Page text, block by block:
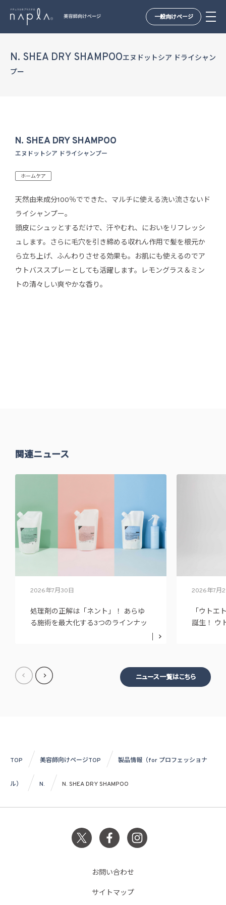
一般向けページ
N. SHEA DRY SHAMPOOエヌドットシア ドライシャン
プー
N. SHEA DRY SHAMPOO
エヌドットシア ドライシャンプー
ホームケア
天然由来成分100％でできた、マルチに使える洗い流さないド
ライシャンプー。
頭皮にシュッとするだけで、汗やむれ、においをリフレッシ
ュします。さらに毛穴を引き締める収れん作用で髪を根元か
ら立ち上げ、ふんわりさせる効果も。お肌にも使えるのでア
ウトバススプレーとしても活躍します。レモングラス＆ミン
トの清々しい爽やかな香り。
関連ニュース
2026年7月30日
処理剤の正解は「ネント」！ あらゆ
る施術を最大化する3つのラインナッ
2026年7月
「ウトエ
誕生！ ウ
ニュース一覧はこちら
TOP 美容師向けページTOP 製品情報（for プロフェッショナ
ル） N. N. SHEA DRY SHAMPOO
お問い合わせ
サイトマップ